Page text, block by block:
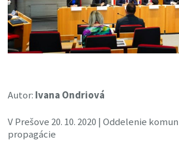
Autor: Ivana Ondriová
V Prešove 20. 10. 2020 | Oddelenie
propagácie